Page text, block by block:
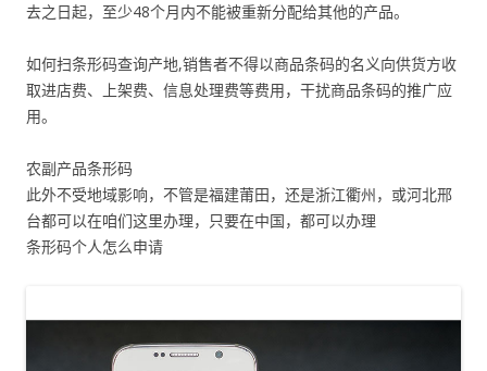
去之日起，至少48个月内不能被重新分配给其他的产品。
如何扫条形码查询产地,销售者不得以商品条码的名义向供货方收
取进店费、上架费、信息处理费等费用，干扰商品条码的推广应
用。
农副产品条形码
此外不受地域影响，不管是福建莆田，还是浙江衢州，或河北邢
台都可以在咱们这里办理，只要在中国，都可以办理
条形码个人怎么申请